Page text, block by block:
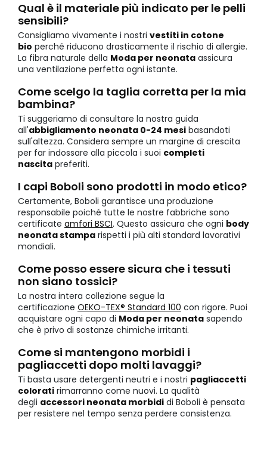
Qual è il materiale più indicato per le pelli
sensibili?
Consigliamo vivamente i nostri vestiti in cotone
bio perché riducono drasticamente il rischio di allergie.
La fibra naturale della Moda per neonata assicura
una ventilazione perfetta ogni istante.
Come scelgo la taglia corretta per la mia
bambina?
Ti suggeriamo di consultare la nostra guida
all'abbigliamento neonata 0-24 mesi basandoti
sull'altezza. Considera sempre un margine di crescita
per far indossare alla piccola i suoi completi
nascita preferiti.
I capi Boboli sono prodotti in modo etico?
Certamente, Boboli garantisce una produzione
responsabile poiché tutte le nostre fabbriche sono
certificate amfori BSCI. Questo assicura che ogni body
neonata stampa rispetti i più alti standard lavorativi
mondiali.
Come posso essere sicura che i tessuti
non siano tossici?
La nostra intera collezione segue la
certificazione OEKO-TEX® Standard 100 con rigore. Puoi
acquistare ogni capo di Moda per neonata sapendo
che è privo di sostanze chimiche irritanti.
Come si mantengono morbidi i
pagliaccetti dopo molti lavaggi?
Ti basta usare detergenti neutri e i nostri pagliaccetti
colorati rimarranno come nuovi. La qualità
degli accessori neonata morbidi di Boboli è pensata
per resistere nel tempo senza perdere consistenza.